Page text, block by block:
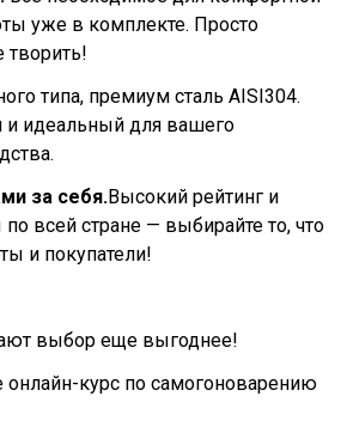
уже в комплекте. Просто
творить!
типа, премиум сталь AISI304.
идеальный для вашего
за себя.Высокий рейтинг и
всей стране — выбирайте то, что
и покупатели!
выбор еще выгоднее!
онлайн-курс по самогоноварению